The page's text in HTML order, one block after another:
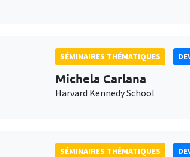
SÉMINAIRES THÉMATIQUES
Michela Carlana
Harvard Kennedy School
SÉMINAIRES THÉMATIQUES